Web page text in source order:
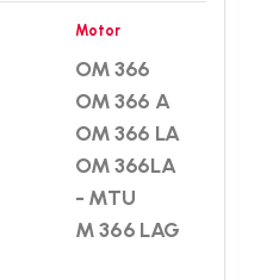
Motor
OM 366
OM 366 A
OM 366 LA
OM 366LA
- MTU
M 366 LAG